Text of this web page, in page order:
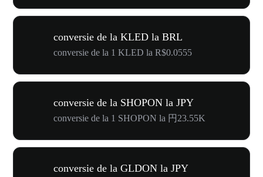
conversie de la KLED la BRL
conversie de la 1 KLED la R$0.0555
conversie de la SHOPON la JPY
conversie de la 1 SHOPON la 円23.55K
conversie de la GLDON la JPY